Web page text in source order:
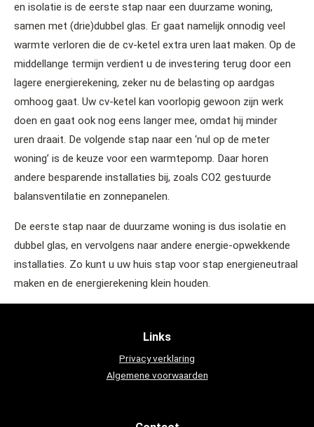
en isolatie is de eerste stap naar een duurzame woning,
samen met (drie)dubbel glas. Er gaat namelijk onnodig veel
warmte verloren die de cv-ketel extra uren laat maken. Op de
middellange termijn verdient u de investering terug door een
lagere energierekening, zeker nu de belasting op aardgas
omhoog gaat. Uw cv-ketel kan voorlopig gewoon zijn werk
doen en gaat ook nog eens langer mee, omdat hij minder
uren draait. De volgende stap naar een ‘nul op de meter
woning’ is de keuze voor een warmtepomp. Daar horen
andere besparende installaties bij, zoals CO2 gestuurde
balansventilatie en zonnepanelen.
De eerste stap naar de duurzame woning is dus isolatie en
dubbel glas, en vervolgens naar andere energie-opwekkende
installaties. Zo kunt u uw huis stap voor stap energieneutraal
maken en de energierekening klein houden.
Links
Privacy verklaring
Algemene voorwaarden